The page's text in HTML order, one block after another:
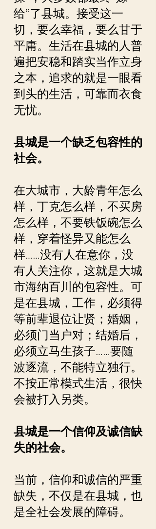
给”了县城。接受这一
切，要么幸福，要么甘于
平庸。生活在县城的人普
遍把安稳和踏实当作立身
之本，追求的就是一眼看
到头的生活，可靠而衣食
无忧。
县城是一个缺乏包容性的
社会。
在大城市，大龄青年怎么
样，丁克怎么样，不买房
怎么样，不要铁饭碗怎么
样，穿着怪异又能怎么
样……没有人在意你，没
有人关注你，这就是大城
市海纳百川的包容性。可
是在县城，工作，必须得
等前辈退位让贤；婚姻，
必须门当户对；结婚后，
必须立马生孩子……要随
波逐流，不能特立独行。
不按正常模式生活，很快
会被打入另类。
县城是一个信仰及诚信缺
失的社会。
当前，信仰和诚信的严重
缺失，不仅是在县城，也
是全社会发展的障碍。